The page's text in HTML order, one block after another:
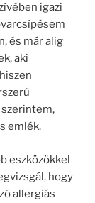
igazi
és már alig
aki
emlék.
eszközökkel
hogy
allergiás